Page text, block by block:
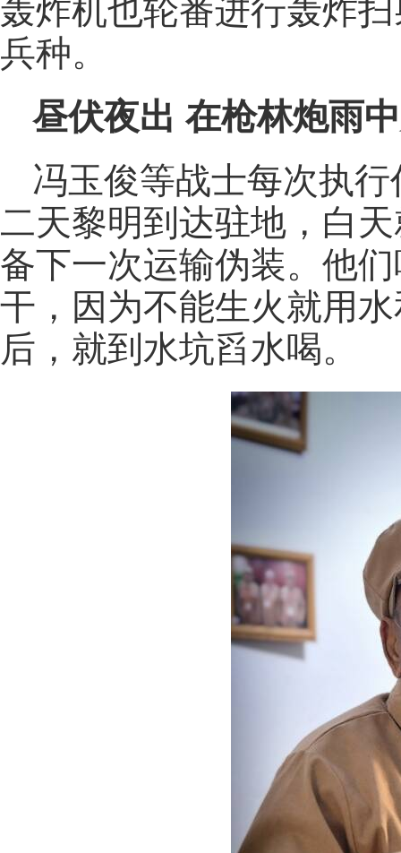
轰炸机也轮番进行轰炸
兵种。
昼伏夜出 在枪林炮雨
冯玉俊等战士每次执
二天黎明到达驻地，白
备下一次运输伪装。他
干，因为不能生火就用
后，就到水坑舀水喝。